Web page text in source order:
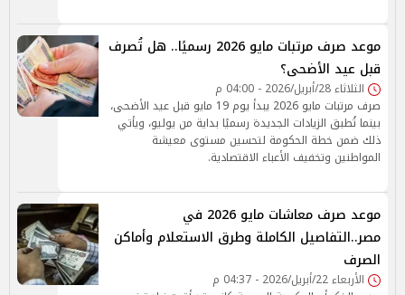
موعد صرف مرتبات مايو 2026 رسميًا.. هل تُصرف
قبل عيد الأضحى؟
الثلاثاء 28/أبريل/2026 - 04:00 م
صرف مرتبات مايو 2026 يبدأ يوم 19 مايو قبل عيد الأضحى،
بينما تُطبق الزيادات الجديدة رسميًا بداية من يوليو، ويأتي
ذلك ضمن خطة الحكومة لتحسين مستوى معيشة
المواطنين وتخفيف الأعباء الاقتصادية.
موعد صرف معاشات مايو 2026 في
مصر..التفاصيل الكاملة وطرق الاستعلام وأماكن
الصرف
الأربعاء 22/أبريل/2026 - 04:37 م